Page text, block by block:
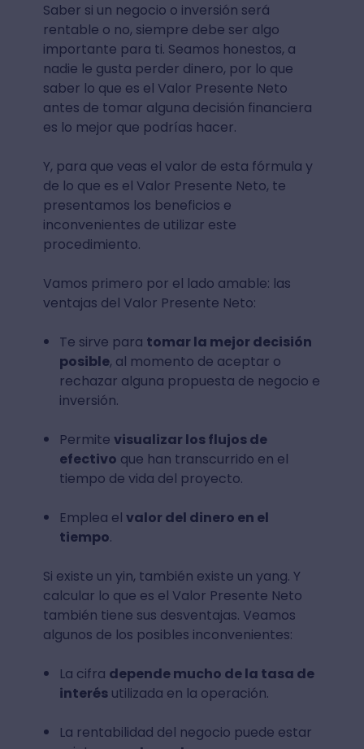
Saber si un negocio o inversión será
rentable o no, siempre debe ser algo
importante para ti. Seamos honestos, a
nadie le gusta perder dinero, por lo que
saber lo que es el Valor Presente Neto
antes de tomar alguna decisión financiera
es lo mejor que podrías hacer.
Y, para que veas el valor de esta fórmula y
de lo que es el Valor Presente Neto, te
presentamos los beneficios e
inconvenientes de utilizar este
procedimiento.
Vamos primero por el lado amable: las
ventajas del Valor Presente Neto:
Te sirve para tomar la mejor decisión
posible, al momento de aceptar o
rechazar alguna propuesta de negocio e
inversión.
Permite visualizar los flujos de
efectivo que han transcurrido en el
tiempo de vida del proyecto.
Emplea el valor del dinero en el
tiempo.
Si existe un yin, también existe un yang. Y
calcular lo que es el Valor Presente Neto
también tiene sus desventajas. Veamos
algunos de los posibles inconvenientes:
La cifra depende mucho de la tasa de
interésutilizada en la operación.
La rentabilidad del negocio puede estar